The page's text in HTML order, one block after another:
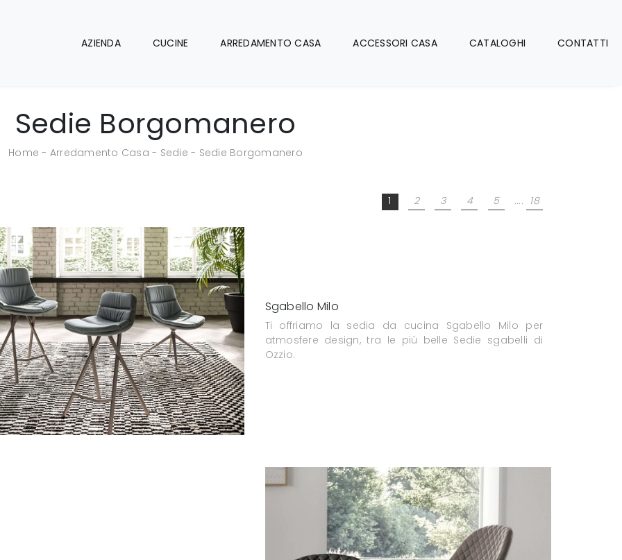
AZIENDA CUCINE ARREDAMENTO CASA ACCESSORI CASA CATALOGHI CONTATTI
Sedie Borgomanero
Home - Arredamento Casa - Sedie - Sedie Borgomanero
1 2 3 4 5 .... 18
Sgabello Milo
Ti offriamo la sedia da cucina Sgabello Milo per
atmosfere design, tra le più belle Sedie sgabelli di
Ozzio.